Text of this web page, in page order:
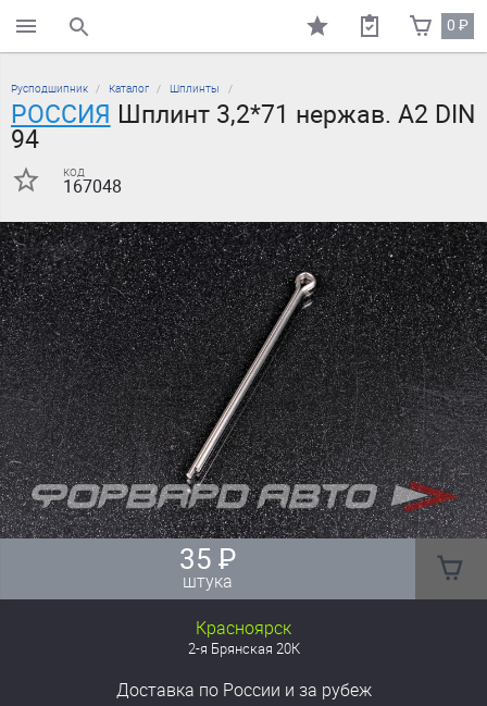
поиск по каталогу 0₽
Русподшипник Каталог Шплинты
РОССИЯ Шплинт 3,2*71 нержав. А2 DIN
94
код
167048
35 ₽
штука
Красноярск
2-я Брянская 20К
Доставка по России и за рубеж